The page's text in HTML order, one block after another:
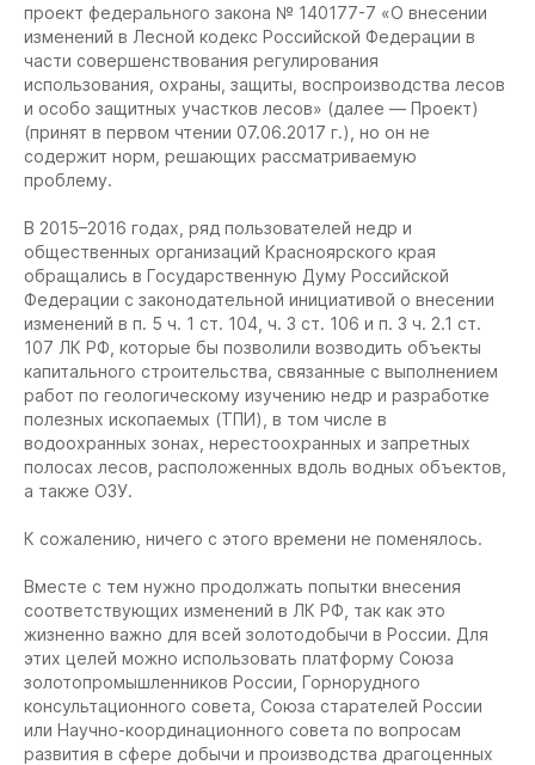
проект федерального закона № 140177-7 «О внесении
изменений в Лесной кодекс Российской Федерации в
части совершенствования регулирования
использования, охраны, защиты, воспроизводства лесов
и особо защитных участков лесов» (далее — Проект)
(принят в первом чтении 07.06.2017 г.), но он не
содержит норм, решающих рассматриваемую
проблему.
В 2015–2016 годах, ряд пользователей недр и
общественных организаций Красноярского края
обращались в Государственную Думу Российской
Федерации с законодательной инициативой о внесении
изменений в п. 5 ч. 1 ст. 104, ч. 3 ст. 106 и п. 3 ч. 2.1 ст.
107 ЛК РФ, которые бы позволили возводить объекты
капитального строительства, связанные с выполнением
работ по геологическому изучению недр и разработке
полезных ископаемых (ТПИ), в том числе в
водоохранных зонах, нерестоохранных и запретных
полосах лесов, расположенных вдоль водных объектов,
а также ОЗУ.
К сожалению, ничего с этого времени не поменялось.
Вместе с тем нужно продолжать попытки внесения
соответствующих изменений в ЛК РФ, так как это
жизненно важно для всей золотодобычи в России. Для
этих целей можно использовать платформу Союза
золотопромышленников России, Горнорудного
консультационного совета, Союза старателей России
или Научно-координационного совета по вопросам
развития в сфере добычи и производства драгоценных